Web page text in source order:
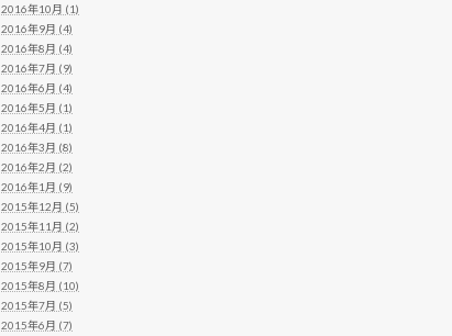
2016年10月 (1)
2016年9月 (4)
2016年8月 (4)
2016年7月 (9)
2016年6月 (4)
2016年5月 (1)
2016年4月 (1)
2016年3月 (8)
2016年2月 (2)
2016年1月 (9)
2015年12月 (5)
2015年11月 (2)
2015年10月 (3)
2015年9月 (7)
2015年8月 (10)
2015年7月 (5)
2015年6月 (7)